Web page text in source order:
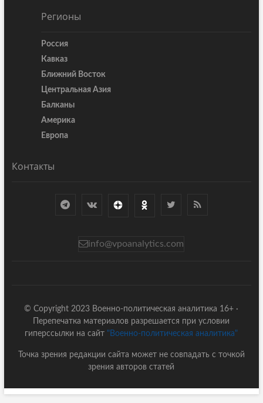
Регионы
Россия
Кавказ
Ближний Восток
Центральная Азия
Балканы
Америка
Европа
Контакты
info@vpoanalytics.com
© Copyright 2023 Военно-политическая аналитика 16+ ·
Перепечатка материалов разрешается при условии
гиперссылки на сайт "Военно-политическая аналитика"
Точка зрения редакции сайта может не совпадать с точкой
зрения авторов статей